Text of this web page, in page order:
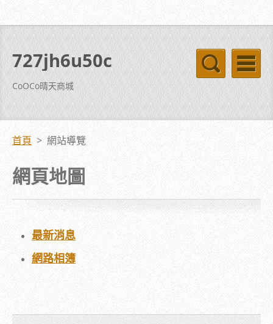
727jh6u50c
CoOCo晴天商城
首頁 > 網站導覽
網頁地圖
最新消息
網路相簿